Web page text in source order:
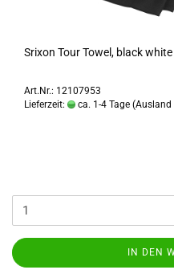
Srixon Tour Towel, black white
Art.Nr.: 12107953
Lieferzeit:
ca. 1-4 Tage (Ausland
IN DEN